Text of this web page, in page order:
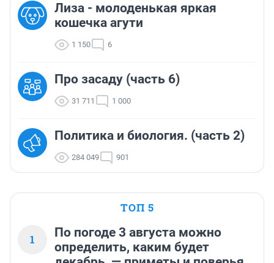
Лиза - молоденькая яркая
кошечка агути
1 150 6
Про засаду (часть 6)
31 711 1 000
Политика и биология. (часть 2)
284 049 901
ТОП 5
1
По погоде 3 августа можно
определить, каким будет